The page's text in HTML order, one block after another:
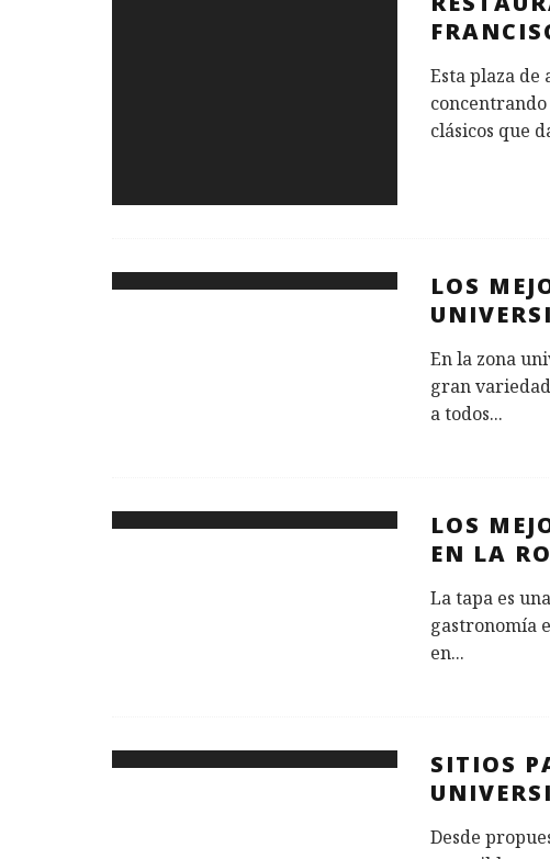
Esta plaza
clásicos que
LOS
En la zona
gran
a todos...
LOS
EN LA
La tapa es
gastronomía
en...
SITIOS
Desde